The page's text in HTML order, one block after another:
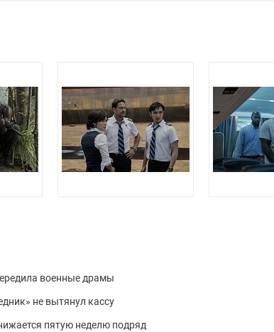
военные драмы
не вытянул кассу
пятую неделю подряд